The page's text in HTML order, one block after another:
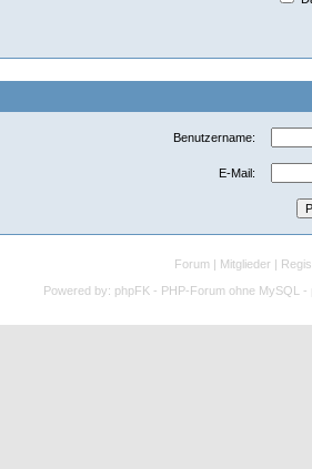
Benutzername:
E-Mail:
Forum Mitglieder
Powered by: phpFK - PHP-Forum ohne MySQL -